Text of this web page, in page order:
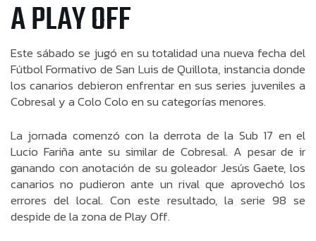
A PLAY OFF
Este sábado se jugó en su totalidad una nueva fecha del
Fútbol Formativo de San Luis de Quillota, instancia donde
los canarios debieron enfrentar en sus series juveniles a
Cobresal y a Colo Colo en su categorías menores.
La jornada comenzó con la derrota de la Sub 17 en el
Lucio Fariña ante su similar de Cobresal. A pesar de ir
ganando con anotación de su goleador Jesús Gaete, los
canarios no pudieron ante un rival que aprovechó los
errores del local. Con este resultado, la serie 98 se
despide de la zona de Play Off.